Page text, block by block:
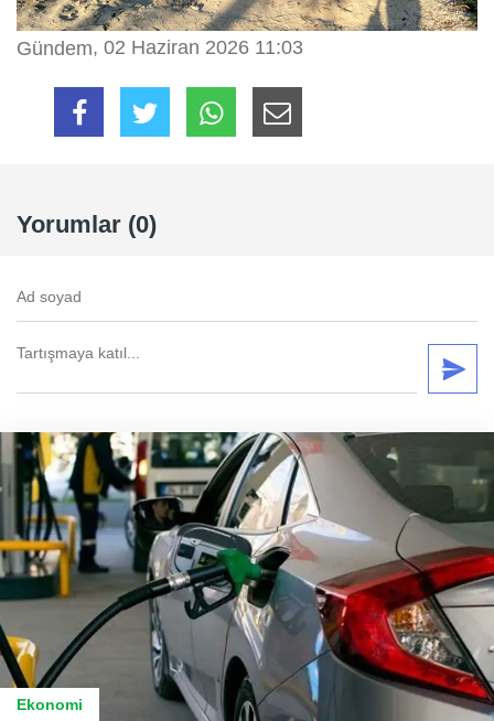
Gündem, 02 Haziran 2026 11:03
Yorumlar (0)
Ekonomi